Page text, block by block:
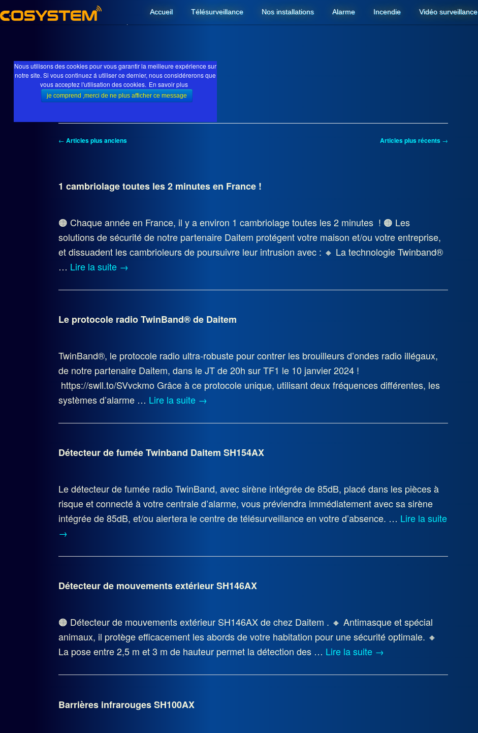
Nous utilisons des cookies pour vous garantir la meilleure expérience sur
notre site. Si vous continuez á utiliser ce dernier, nous considérerons que
vous acceptez l'utilisation des cookies. En savoir plus
MENU PRINCIPAL
Accueil Télésurveillance Nos installations Alarme Incendie Vidéo surveillance
Pose d'alarme dans le Golfe de St Tropez
NOS INSTALLATIONS:ALARME
← Articles plus anciens Articles plus récents →
1 cambriolage toutes les 2 minutes en France !
🟠 Chaque année en France, il y a environ 1 cambriolage toutes les 2 minutes ! 🟠 Les
solutions de sécurité de notre partenaire Daitem protégent votre maison et/ou votre entreprise,
et dissuadent les cambrioleurs de poursuivre leur intrusion avec : 🔸 La technologie Twinband®️
… Lire la suite →
Le protocole radio TwinBand® de Daitem
TwinBand®, le protocole radio ultra-robuste pour contrer les brouilleurs d’ondes radio illégaux,
de notre partenaire Daitem, dans le JT de 20h sur TF1 le 10 janvier 2024 !
https://swll.to/SVvckmo Grâce à ce protocole unique, utilisant deux fréquences différentes, les
systèmes d’alarme … Lire la suite →
Détecteur de fumée Twinband Daitem SH154AX
Le détecteur de fumée radio TwinBand, avec sirène intégrée de 85dB, placé dans les pièces à
risque et connecté à votre centrale d’alarme, vous préviendra immédiatement avec sa sirène
intégrée de 85dB, et/ou alertera le centre de télésurveillance en votre d’absence. … Lire la suite
→
Détecteur de mouvements extérieur SH146AX
🟠 Détecteur de mouvements extérieur SH146AX de chez Daitem . 🔸 Antimasque et spécial
animaux, il protège efficacement les abords de votre habitation pour une sécurité optimale. 🔸
La pose entre 2,5 m et 3 m de hauteur permet la détection des … Lire la suite →
Barrières infrarouges SH100AX